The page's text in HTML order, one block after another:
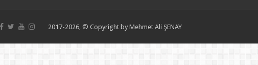
2017-2026, © Copyright by Mehmet Ali ŞENAY